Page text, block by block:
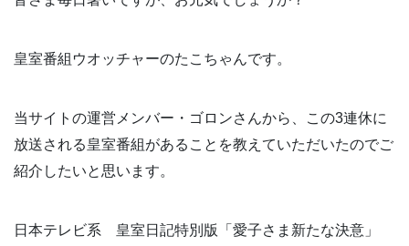
皇室番組ウオッチャーのたこちゃんです。
当サイトの運営メンバー・ゴロンさんから、この3連休に
放送される皇室番組があることを教えていただいたのでご
紹介したいと思います。
日本テレビ系 皇室日記特別版「愛子さま新たな決意」